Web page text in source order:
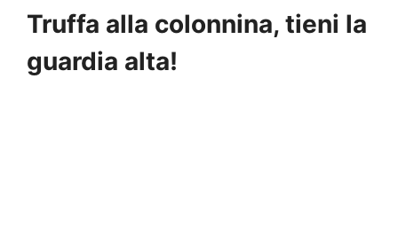
Truffa alla colonnina, tieni la
guardia alta!